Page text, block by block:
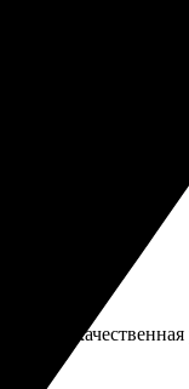
и яркие
и